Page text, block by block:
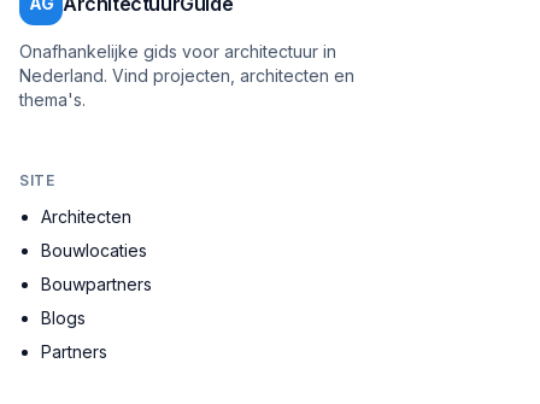
Onafhankelijke gids voor architectuur in
Nederland. Vind projecten, architecten en
thema's.
SITE
Architecten
Bouwlocaties
Bouwpartners
Blogs
Partners